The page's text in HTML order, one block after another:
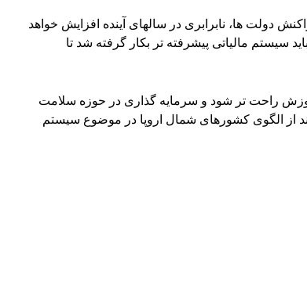
دولت ها، نابرابری در سالهای آینده افزایش خواهد
سیستم مالیاتی پیشرفته تر بکار گرفته شد تا
راحت تر شود و سرمایه گذاری در حوزه سلامت
از الگوی کشورهای شمال اروپا در موضوع سیستم